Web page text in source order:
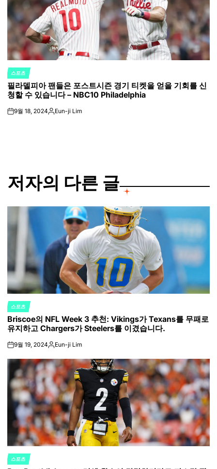
POSTED
IN
스포츠
필라델피아 팬들은 포스트시즌 경기 티켓을 얻을 기회를 신
청할 수 있습니다 – NBC10 Philadelphia
on9월 18, 2024Posted
Eun-ji Lim
저자의 다른 글
POSTED
IN
스포츠
Briscoe의 NFL Week 3 추천: Vikings가 Texans를 무패로
유지하고 Chargers가 Steelers를 이겼습니다.
on9월 19, 2024Posted
Eun-ji Lim
POSTED
스포츠